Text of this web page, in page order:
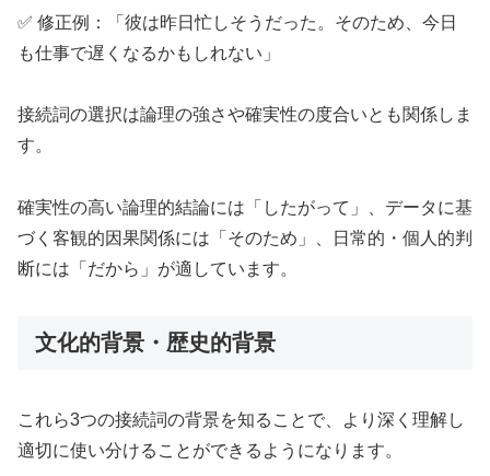
✅ 修正例：「彼は昨日忙しそうだった。そのため、今日
も仕事で遅くなるかもしれない」
接続詞の選択は論理の強さや確実性の度合いとも関係しま
す。
確実性の高い論理的結論には「したがって」、データに基
づく客観的因果関係には「そのため」、日常的・個人的判
断には「だから」が適しています。
文化的背景・歴史的背景
これら3つの接続詞の背景を知ることで、より深く理解し
適切に使い分けることができるようになります。